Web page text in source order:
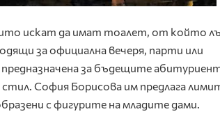
искат да имат тоалет, от който
за официална вечеря, парти или
за бъдещите
София Борисова им предлага
с фигурите на младите дами.